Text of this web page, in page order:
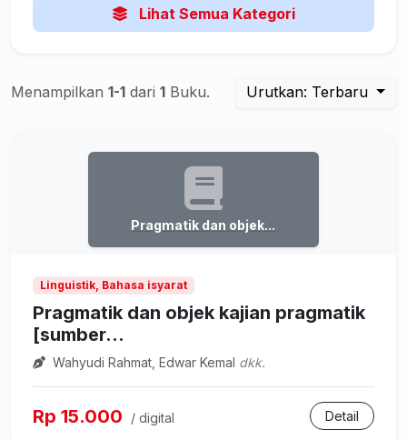
Lihat Semua Kategori
Menampilkan 1-1 dari 1 Buku. Urutkan: Terbaru
Pragmatik dan objek...
Linguistik, Bahasa isyarat
Pragmatik dan objek kajian pragmatik
[sumber...
Wahyudi Rahmat, Edwar Kemal dkk.
Rp 15.000 / digital Detail